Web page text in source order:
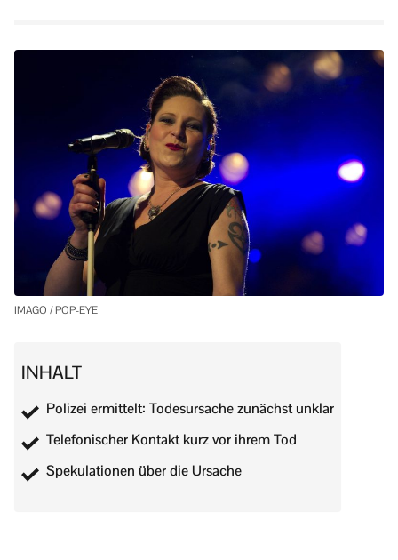
IMAGO / POP-EYE
INHALT
Polizei ermittelt: Todesursache zunächst unklar
Telefonischer Kontakt kurz vor ihrem Tod
Spekulationen über die Ursache